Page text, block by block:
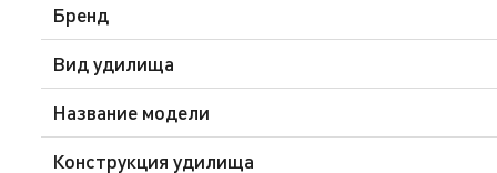
Бренд
Вид удилища
Название модели
Конструкция удилища